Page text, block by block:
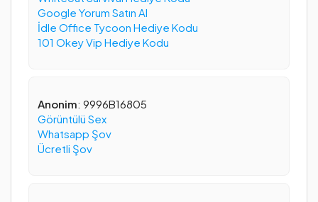
Google Yorum Satın Al
İdle Office Tycoon Hediye Kodu
101 Okey Vip Hediye Kodu
Anonim: 9996B16805
Görüntülü Sex
Whatsapp Şov
Ücretli Şov